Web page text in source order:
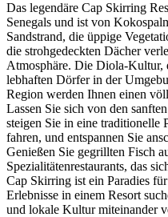
Das legendäre Cap Skirring
Senegals und ist von
Sandstrand, die üppige
die strohgedeckten Dächer
Atmosphäre. Die Diola-Kultur,
lebhaften Dörfer in der
Region werden Ihnen einen
Lassen Sie sich von den
steigen Sie in eine traditionelle
fahren, und entspannen Sie
Genießen Sie gegrillten Fisch
Spezialitätenrestaurants, das
Cap Skirring ist ein Paradies
Erlebnisse in einem Resort
und lokale Kultur miteinander